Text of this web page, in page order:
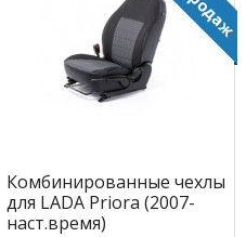
Комбинированные чехлы
для LADA Priora (2007-
наст.время)